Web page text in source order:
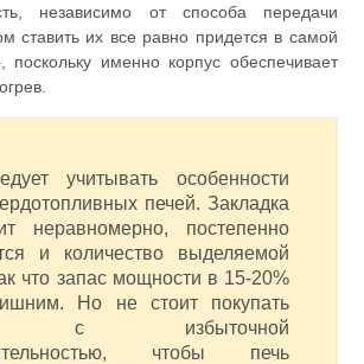
независимо от способа передачи
ставить их все равно придется в самой
поскольку именно корпус обеспечивает
учитывать особенности
печей. Закладка
неравномерно, постепенно
и количество выделяемой
что запас мощности в 15-20%
Но не стоит покупать
с избыточной
чтобы печь